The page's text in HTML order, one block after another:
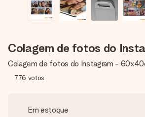
Colagem de fotos do
Colagem de fotos do Instagram -
776 votos
Em estoque